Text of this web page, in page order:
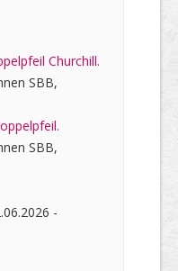
Churchill.
SBB,
SBB,
-